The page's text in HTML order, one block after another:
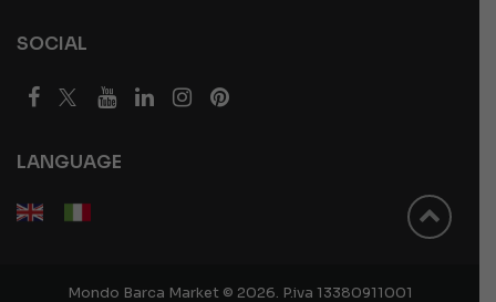
SOCIAL
LANGUAGE
Mondo Barca Market © 2026. P.iva 13380911001